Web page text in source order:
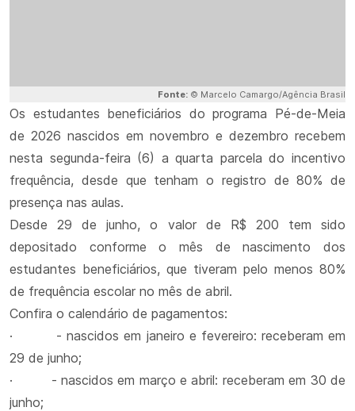
Fonte: © Marcelo Camargo/Agência Brasil
Os estudantes beneficiários do programa Pé-de-Meia
de 2026 nascidos em novembro e dezembro recebem
nesta segunda-feira (6) a quarta parcela do incentivo
frequência, desde que tenham o registro de 80% de
presença nas aulas.
Desde 29 de junho, o valor de R$ 200 tem sido
depositado conforme o mês de nascimento dos
estudantes beneficiários, que tiveram pelo menos 80%
de frequência escolar no mês de abril.
Confira o calendário de pagamentos:
· - nascidos em janeiro e fevereiro: receberam em
29 de junho;
· - nascidos em março e abril: receberam em 30 de
junho;